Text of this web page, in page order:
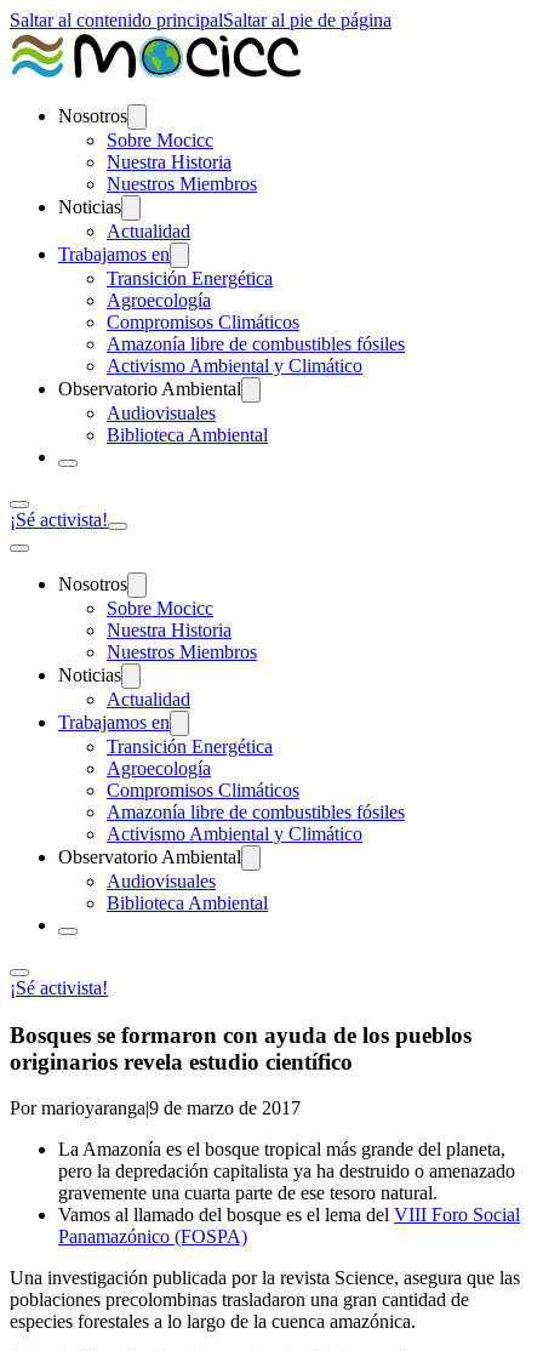
Saltar al contenido principalSaltar al pie de página
Nosotros
Sobre Mocicc
Nuestra Historia
Nuestros Miembros
Noticias
Actualidad
Trabajamos en
Transición Energética
Agroecología
Compromisos Climáticos
Amazonía libre de combustibles fósiles
Activismo Ambiental y Climático
Observatorio Ambiental
Audiovisuales
Biblioteca Ambiental
¡Sé activista!
Nosotros
Sobre Mocicc
Nuestra Historia
Nuestros Miembros
Noticias
Actualidad
Trabajamos en
Transición Energética
Agroecología
Compromisos Climáticos
Amazonía libre de combustibles fósiles
Activismo Ambiental y Climático
Observatorio Ambiental
Audiovisuales
Biblioteca Ambiental
¡Sé activista!
Bosques se formaron con ayuda de los pueblos
originarios revela estudio científico
Por marioyaranga|9 de marzo de 2017
La Amazonía es el bosque tropical más grande del planeta,
pero la depredación capitalista ya ha destruido o amenazado
gravemente una cuarta parte de ese tesoro natural.
Vamos al llamado del bosque es el lema del VIII Foro Social
Panamazónico (FOSPA)
Una investigación publicada por la revista Science, asegura que las
poblaciones precolombinas trasladaron una gran cantidad de
especies forestales a lo largo de la cuenca amazónica.